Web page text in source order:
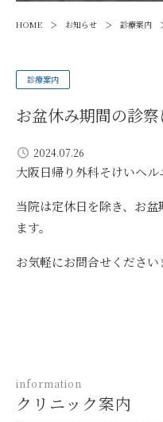
HOME > お知らせ > 診療案内
診療案内
お盆休み期間の診
2024.07.26
大阪日帰り外科そけいヘル
当院は定休日を除き、お
ます。
お気軽にお問合せください
information
クリニック案内